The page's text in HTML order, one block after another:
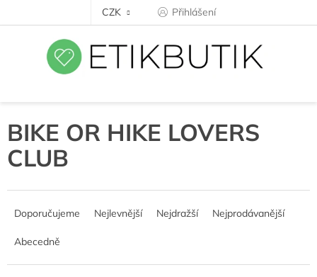
CZK Přihlášení
BIKE OR HIKE LOVERS
CLUB
n
Doporučujeme Nejlevnější Nejdražší Nejprodávanější
Abecedně